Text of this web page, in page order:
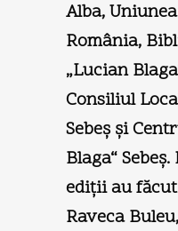
Alba,
România,
„Lucian
Consiliul
Sebeş şi
Blaga“
ediţii au
Raveca